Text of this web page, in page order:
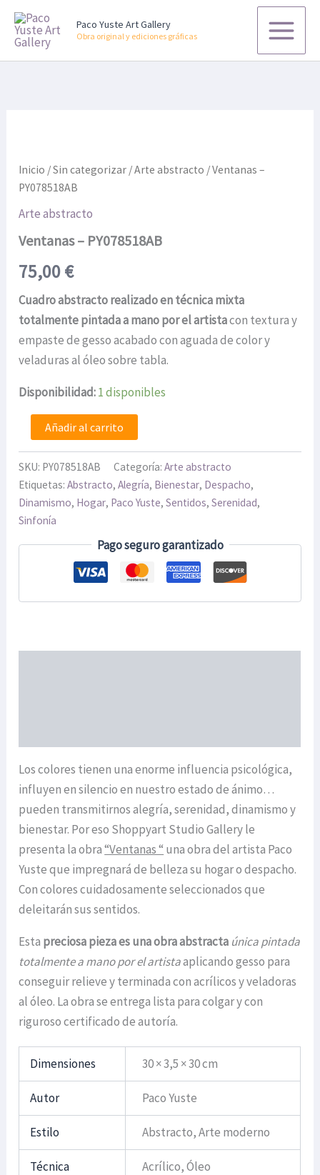
contenido
Paco Yuste Art Gallery
Obra original y ediciones gráficas
Inicio /Sin categorizar /Arte abstracto / Ventanas –
PY078518AB
Arte abstracto
Ventanas – PY078518AB
75,00€
Cuadro abstracto realizado en técnica mixta
totalmente pintada a mano por el artistacon textura y
empaste de gesso acabado con aguada de color y
veladuras al óleo sobre tabla.
Disponibilidad:1 disponibles
cantidad
Añadir al carrito
SKU: PY078518AB Categoría:Arte abstracto
Etiquetas:Abstracto,Alegría, Bienestar, Despacho,
Dinamismo, Hogar, Paco Yuste,Sentidos,Serenidad,
Sinfonía
Pago seguro garantizado
Los colores tienen una enorme influencia psicológica,
influyen en silencio en nuestro estado de ánimo…
pueden transmitirnos alegría, serenidad, dinamismo y
bienestar. Por eso Shoppyart Studio Gallery le
presenta la obra“Ventanas “una obra del artista Paco
Yuste que impregnará de belleza su hogar o despacho.
Con colores cuidadosamente seleccionados que
deleitarán sus sentidos.
Esta preciosa pieza es una obra abstracta única pintada
totalmente a mano por el artistaaplicando gesso para
conseguir relieve y terminada con acrílicos y veladoras
al óleo. La obra se entrega lista para colgar y con
riguroso certificado de autoría.
Dimensiones 30 × 3,5 × 30 cm
Autor Paco Yuste
Estilo Abstracto, Arte moderno
Técnica Acrílico, Óleo